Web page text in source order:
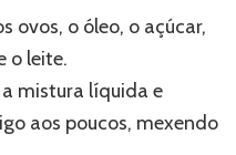
ovos, o óleo, o açúcar,
o leite.
mistura líquida e
aos poucos, mexendo